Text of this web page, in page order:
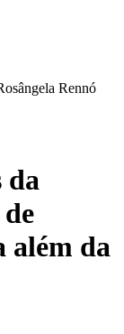
Rennó
da
além da